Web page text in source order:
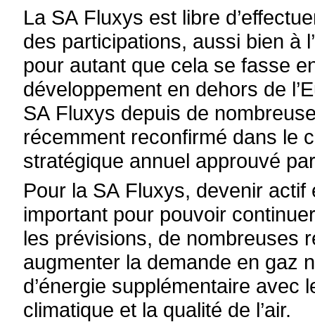
La SA Fluxys est libre
des participations, aussi bien à
pour autant que cela se fasse
développement en dehors de
SA Fluxys depuis de
récemment reconfirmé dans le
stratégique annuel approuvé
Pour la SA Fluxys, devenir actif
important pour pouvoir
les prévisions, de nombreuses
augmenter la demande en gaz
d’énergie supplémentaire avec
climatique et la qualité de l’air.